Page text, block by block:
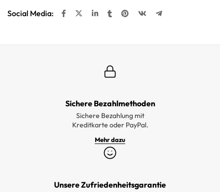
Social Media:
Sichere Bezahlmethoden
Sichere Bezahlung mit
Kreditkarte oder PayPal.
Mehr dazu
Unsere Zufriedenheitsgarantie